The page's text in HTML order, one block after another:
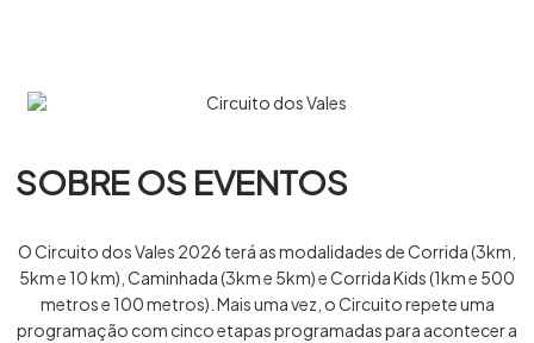
SOBRE OS EVENTOS
O Circuito dos Vales 2026 terá as modalidades de Corrida (3km,
5km e 10 km), Caminhada (3km e 5km) e Corrida Kids (1km e 500
metros e 100 metros). Mais uma vez, o Circuito repete uma
programação com cinco etapas programadas para acontecer a